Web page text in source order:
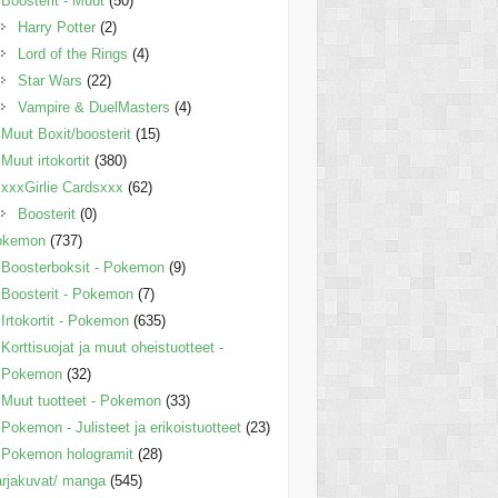
Harry Potter (2)
Lord of the Rings (4)
Star Wars (22)
Vampire & DuelMasters (4)
Muut Boxit/boosterit (15)
Muut irtokortit (380)
xxxGirlie Cardsxxx (62)
Boosterit (0)
(737)
Boosterboksit - Pokemon (9)
Boosterit - Pokemon (7)
Irtokortit - Pokemon (635)
Korttisuojat ja muut oheistuotteet -
Pokemon (32)
Muut tuotteet - Pokemon (33)
Pokemon - Julisteet ja erikoistuotteet (23)
Pokemon hologramit (28)
manga (545)